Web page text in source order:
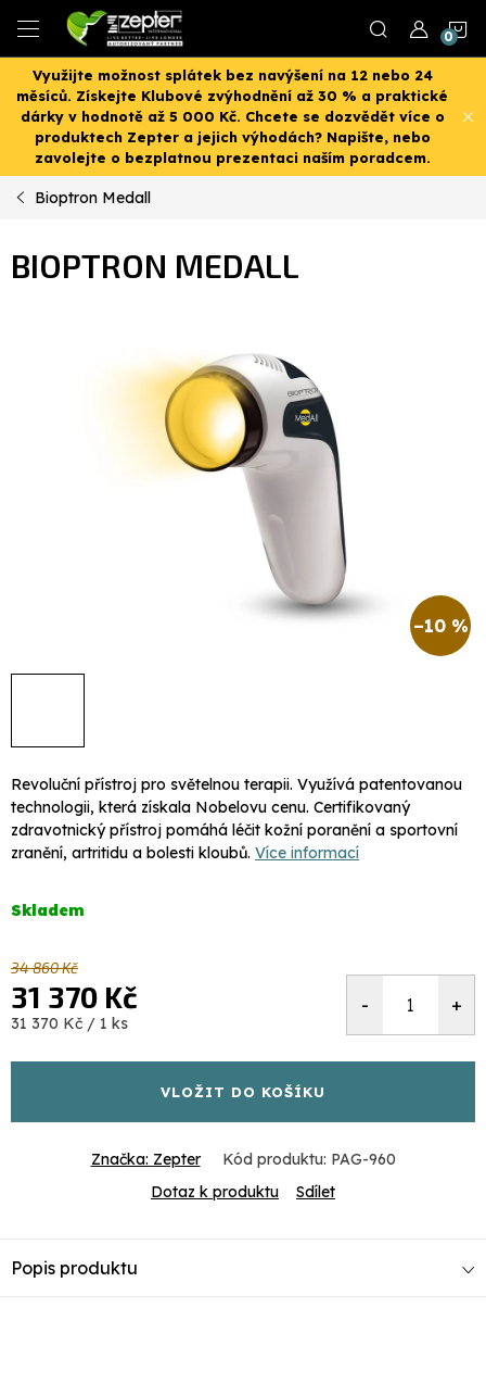
obsah
Využijte možnost splátek bez navýšení na 12 nebo 24
měsíců. Získejte Klubové zvýhodnění až 30 % a praktické
dárky v hodnotě až 5 000 Kč. Chcete se dozvědět více o
produktech Zepter a jejich výhodách? Napište, nebo
zavolejte o bezplatnou prezentaci naším poradcem.
Bioptron Medall
BIOPTRON MEDALL
–10 %
Revoluční přístroj pro světelnou terapii. Využívá patentovanou
technologii, která získala Nobelovu cenu. Certifikovaný
zdravotnický přístroj pomáhá léčit kožní poranění a sportovní
zranění, artritidu a bolesti kloubů. Více informací
Skladem
34 860 Kč
31 370 Kč
Měrná
31 370 Kč / 1 ks
VLOŽIT DO KOŠÍKU
Značka: Zepter Kód produktu: PAG-960
Dotaz k produktu
Sdílet
Popis produktu